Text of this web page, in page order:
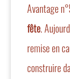
Avantage
fête.
remise en
construire